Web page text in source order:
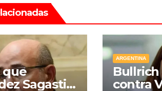
que
Sagasti,
ARGENTINA
contra